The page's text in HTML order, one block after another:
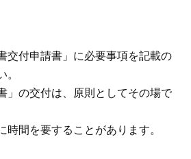
交付申請書」に必要事項を記載の
。
」の交付は、原則としてその場で
時間を要することがあります。